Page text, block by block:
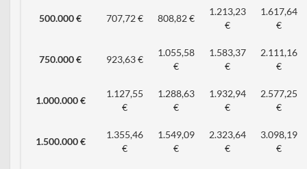
500.000 € 707,72 € 808,82 €
1.213,23
€
1.617,64
€
750.000 € 923,63 €
1.055,58
€
1.583,37
€
2.111,16
€
1.000.000 €
1.127,55
€
1.288,63
€
1.932,94
€
2.577,25
€
1.500.000 €
1.355,46
€
1.549,09
€
2.323,64
€
3.098,19
€